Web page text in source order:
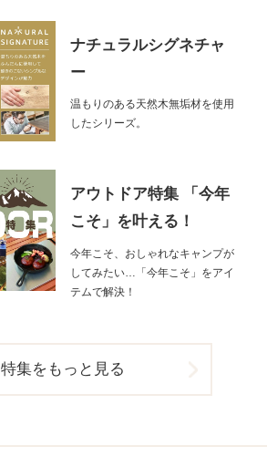
ナチュラルシグネチャ
ー
温もりのある天然木無垢材を使用
したシリーズ。
アウトドア特集 「今年
こそ」を叶える！
今年こそ、おしゃれなキャンプが
してみたい…「今年こそ」をアイ
テムで解決！
特集をもっと見る